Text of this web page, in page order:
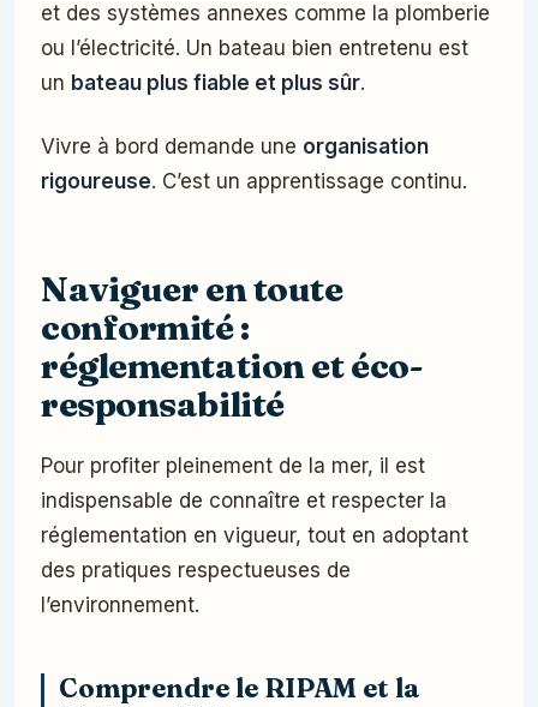
et des systèmes annexes comme la plomberie
ou l’électricité. Un bateau bien entretenu est
un bateau plus fiable et plus sûr.
Vivre à bord demande une organisation
rigoureuse. C’est un apprentissage continu.
Naviguer en toute
conformité :
réglementation et éco-
responsabilité
Pour profiter pleinement de la mer, il est
indispensable de connaître et respecter la
réglementation en vigueur, tout en adoptant
des pratiques respectueuses de
l’environnement.
Comprendre le RIPAM et la